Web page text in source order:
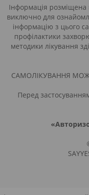
Інформація
виключно для
інформацію з цього
профілактики
методики лікування
САМОЛІКУВАННЯ
Перед